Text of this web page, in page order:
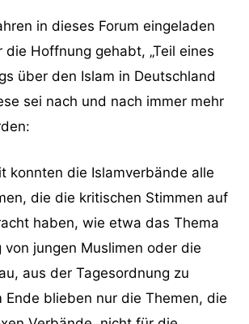
in dieses Forum eingeladen
Hoffnung gehabt, „Teil eines
über den Islam in Deutschland
sei nach und nach immer mehr
konnten die Islamverbände alle
die die kritischen Stimmen auf
haben, wie etwa das Thema
von jungen Muslimen oder die
aus der Tagesordnung zu
Ende blieben nur die Themen, die